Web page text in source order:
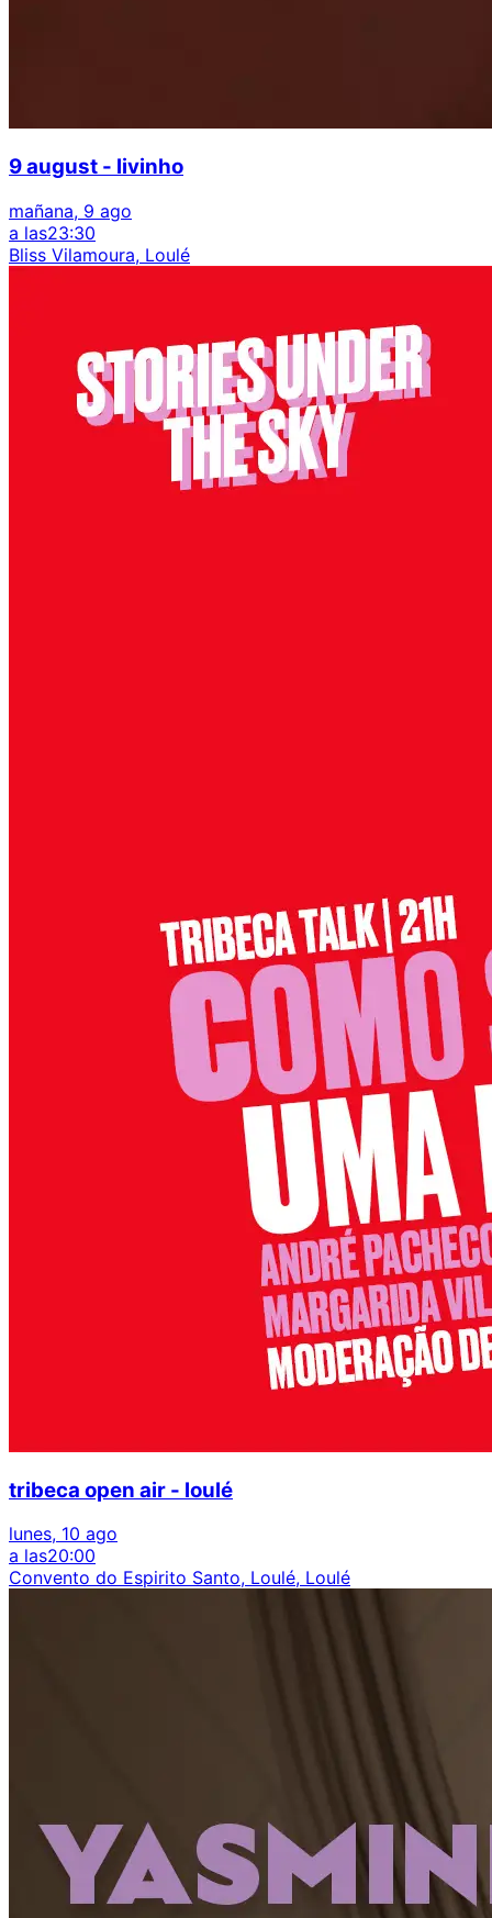
9 august - livinho
mañana, 9 ago
a las23:30
Bliss Vilamoura, Loulé
tribeca open air - loulé
lunes, 10 ago
a las20:00
Convento do Espirito Santo, Loulé, Loulé